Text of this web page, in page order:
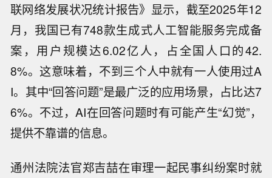
联网络发展状况统计报告》显示，截至2025年12
月，我国已有748款生成式人工智能服务完成备
案，用户规模达6.02亿人，占全国人口的42.
8%。这意味着，不到三个人中就有一人使用过A
I。其中“回答问题”是最广泛的应用场景，占比达7
6%。不过，AI在回答问题时有可能产生“幻觉”，
提供不靠谱的信息。
通州法院法官郑吉喆在审理一起民事纠纷案时就